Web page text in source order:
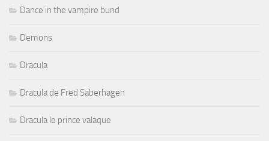
Dance in the vampire bund
Demons
Dracula
Dracula de Fred Saberhagen
Dracula le prince valaque